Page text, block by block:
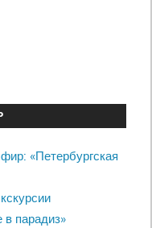
«Петербургская
в парадиз»